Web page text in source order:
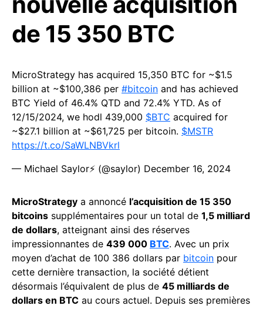
de 15 350 BTC
MicroStrategy has acquired 15,350 BTC for ~$1.5
billion at ~$100,386 per #bitcoin and has achieved
BTC Yield of 46.4% QTD and 72.4% YTD. As of
12/15/2024, we hodl 439,000 $BTC acquired for
~$27.1 billion at ~$61,725 per bitcoin. $MSTR
https://t.co/SaWLNBVkrl
— Michael Saylor⚡️ (@saylor) December 16, 2024
MicroStrategy a annoncé l’acquisition de 15 350
bitcoins supplémentaires pour un total de 1,5 milliard
de dollars, atteignant ainsi des réserves
impressionnantes de 439 000 BTC. Avec un prix
moyen d’achat de 100 386 dollars par bitcoin pour
cette dernière transaction, la société détient
désormais l’équivalent de plus de 45 milliards de
dollars en BTC au cours actuel. Depuis ses premières